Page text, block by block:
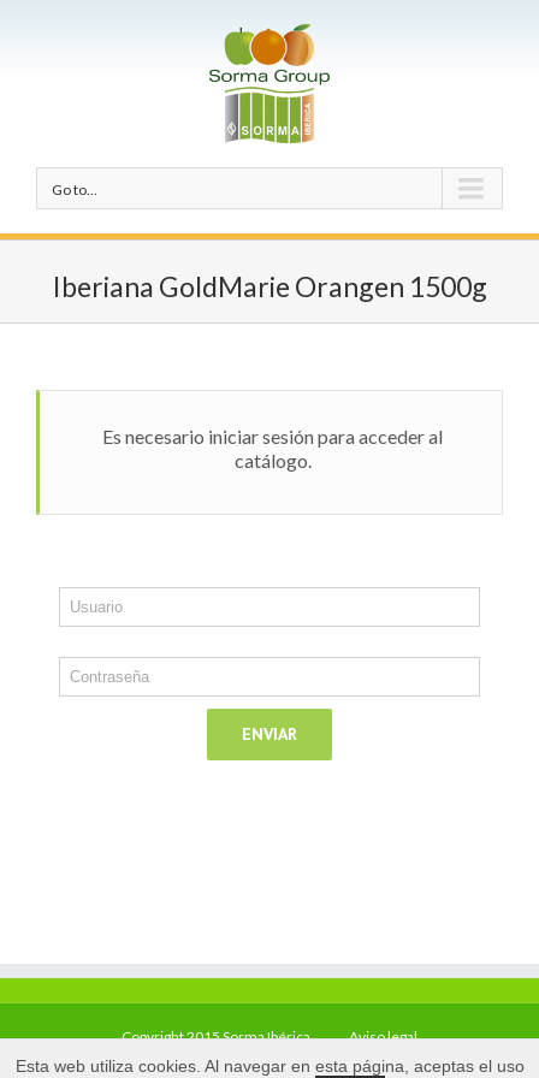
Go to...
Iberiana GoldMarie Orangen 1500g
Es necesario iniciar sesión para acceder al
catálogo.
Copyright 2015 Sorma Ibérica Aviso legal
Esta web utiliza cookies. Al navegar en esta página, aceptas el uso